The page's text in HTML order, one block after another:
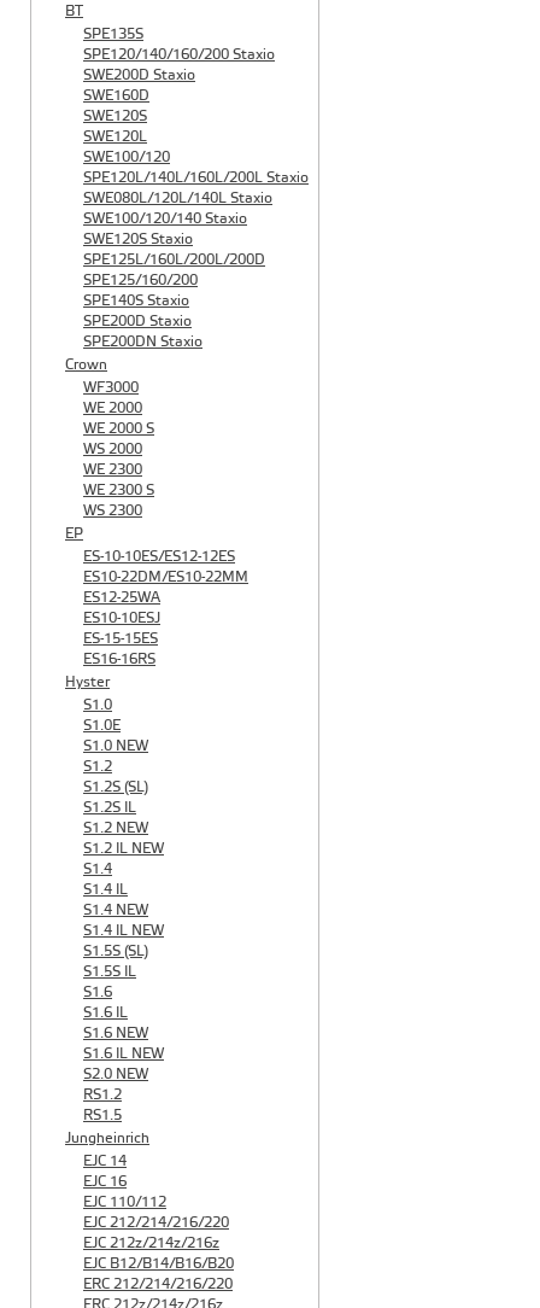
BT
SPE135S
SPE120/140/160/200 Staxio
SWE200D Staxio
SWE160D
SWE120S
SWE120L
SWE100/120
SPE120L/140L/160L/200L Staxio
SWE080L/120L/140L Staxio
SWE100/120/140 Staxio
SWE120S Staxio
SPE125L/160L/200L/200D
SPE125/160/200
SPE140S Staxio
SPE200D Staxio
SPE200DN Staxio
Crown
WF3000
WE 2000
WE 2000 S
WS 2000
WE 2300
WE 2300 S
WS 2300
EP
ES-10-10ES/ES12-12ES
ES10-22DM/ES10-22MM
ES12-25WA
ES10-10ESJ
ES-15-15ES
ES16-16RS
Hyster
S1.0
S1.0E
S1.0 NEW
S1.2
S1.2S (SL)
S1.2S IL
S1.2 NEW
S1.2 IL NEW
S1.4
S1.4 IL
S1.4 NEW
S1.4 IL NEW
S1.5S (SL)
S1.5S IL
S1.6
S1.6 IL
S1.6 NEW
S1.6 IL NEW
S2.0 NEW
RS1.2
RS1.5
Jungheinrich
EJC 14
EJC 16
EJC 110/112
EJC 212/214/216/220
EJC 212z/214z/216z
EJC B12/B14/B16/B20
ERC 212/214/216/220